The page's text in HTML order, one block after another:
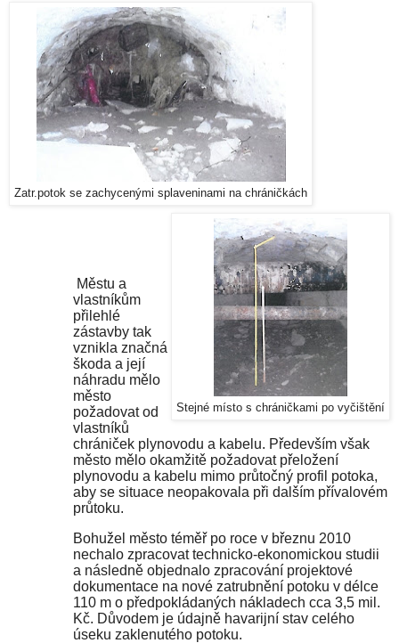
Zatr.potok se zachycenými splaveninami na chráničkách
Stejné místo s chráničkami po vyčištění
Městu a
vlastníkům
přilehlé
zástavby tak
vznikla značná
škoda a její
náhradu mělo
město
požadovat od
vlastníků
chrániček plynovodu a kabelu. Především však
město mělo okamžitě požadovat přeložení
plynovodu a kabelu mimo průtočný profil potoka,
aby se situace neopakovala při dalším přívalovém
průtoku.
Bohužel město téměř po roce v březnu 2010
nechalo zpracovat technicko-ekonomickou studii
a následně objednalo zpracování projektové
dokumentace na nové zatrubnění potoku v délce
110 m o předpokládaných nákladech cca 3,5 mil .
Kč. Důvodem je údajně havarijní stav celého
úseku zaklenutého potoku.